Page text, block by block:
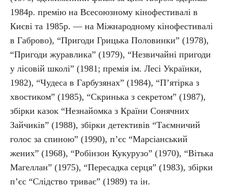
1984р. премію на Всесоюзному кінофестивалі в
Києві та 1985р. — на Міжнародному кінофестивалі
в Габрово), “Пригоди Грицька Половинки” (1978),
“Пригоди журавлика” (1979), “Незвичайні пригоди
у лісовій школі” (1981; премія ім. Лесі Українки,
1982), “Чудеса в Гарбузянах” (1984), “П’ятірка з
хвостиком” (1985), “Скринька з секретом” (1987),
збірки казок “Незнайомка з Країни Сонячних
Зайчиків” (1988), збірки детективів “Таємничий
голос за спиною” (1990), п’єс “Марсіанський
жених” (1968), “Робінзон Кукурузо” (1970), “Вітька
Магеллан” (1975), “Пересадка серця” (1983), збірки
п’єс “Слідство триває” (1989) та ін.